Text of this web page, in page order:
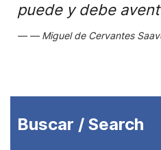
puede y debe
Miguel de Cervantes
Buscar / Search